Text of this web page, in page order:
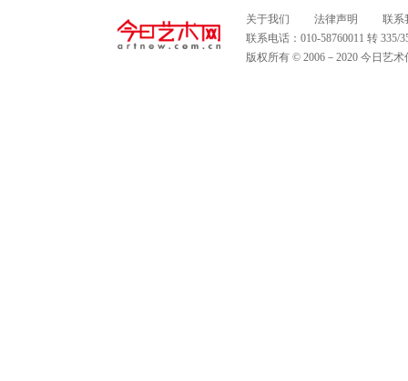
关于我们 法律声明
联系
联系电话：010-58760011 转
版权所有 © 2006－2020 今日艺